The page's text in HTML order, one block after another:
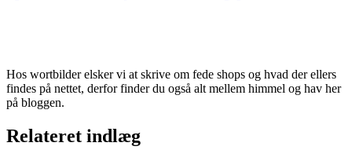
Hos wortbilder elsker vi at skrive om fede shops og hvad der ellers
findes på nettet, derfor finder du også alt mellem himmel og hav her
på bloggen.
Relateret indlæg